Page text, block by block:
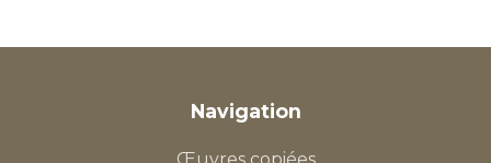
Navigation